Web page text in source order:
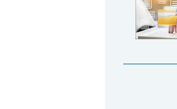
Corporate Blog